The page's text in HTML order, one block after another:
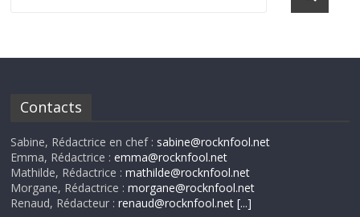
Contacts
Sabine, Rédactrice en chef : sabine@rocknfool.net
Emma, Rédactrice :emma@rocknfool.net
Mathilde, Rédactrice :mathilde@rocknfool.net
Morgane, Rédactrice :morgane@rocknfool.net
Renaud, Rédacteur :renaud@rocknfool.net [...]